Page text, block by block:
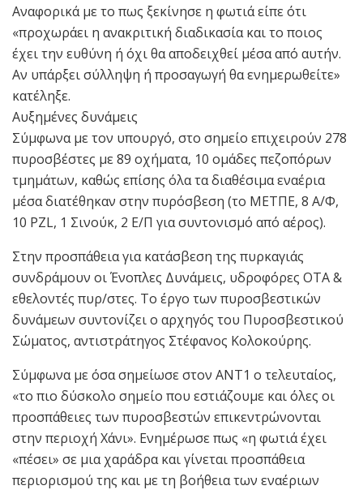
Αναφορικά με το πως ξεκίνησε η φωτιά είπε ότι
«προχωράει η ανακριτική διαδικασία και το ποιος
έχει την ευθύνη ή όχι θα αποδειχθεί μέσα από αυτήν.
Αν υπάρξει σύλληψη ή προσαγωγή θα ενημερωθείτε»
κατέληξε.
Αυξημένες δυνάμεις
Σύμφωνα με τον υπουργό, στο σημείο επιχειρούν 278
πυροσβέστες με 89 οχήματα, 10 ομάδες πεζοπόρων
τμημάτων, καθώς επίσης όλα τα διαθέσιμα εναέρια
μέσα διατέθηκαν στην πυρόσβεση (το ΜΕΤΠΕ, 8 Α/Φ,
10 PZL, 1 Σινούκ, 2 E/Π για συντονισμό από αέρος).
Στην προσπάθεια για κατάσβεση της πυρκαγιάς
συνδράμουν οι Ένοπλες Δυνάμεις, υδροφόρες ΟΤΑ &
εθελοντές πυρ/στες. Το έργο των πυροσβεστικών
δυνάμεων συντονίζει ο αρχηγός του Πυροσβεστικού
Σώματος, αντιστράτηγος Στέφανος Κολοκούρης.
Σύμφωνα με όσα σημείωσε στον ΑΝΤ1 ο τελευταίος,
«το πιο δύσκολο σημείο που εστιάζουμε και όλες οι
προσπάθειες των πυροσβεστών επικεντρώνονται
στην περιοχή Χάνι». Ενημέρωσε πως «η φωτιά έχει
«πέσει» σε μια χαράδρα και γίνεται προσπάθεια
περιορισμού της και με τη βοήθεια των εναέριων